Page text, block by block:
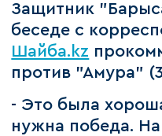
Защитник
беседе с
Шайба.kz
против "Амура"
- Это была
нужна победа.